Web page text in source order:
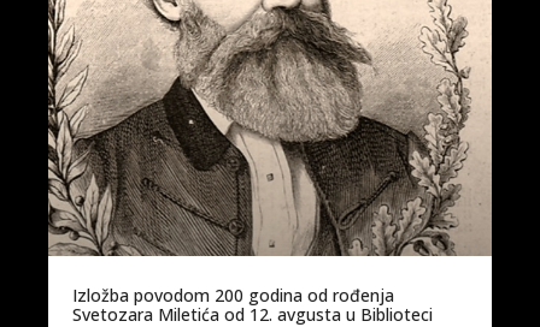
Izložba povodom 200 godina od rođenja
Svetozara Miletića od 12. avgusta u Biblioteci